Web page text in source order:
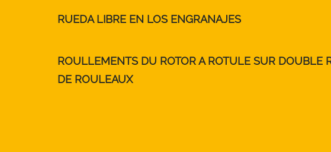
RUEDA LIBRE EN LOS ENGRANAJES
ROULLEMENTS DU ROTOR A ROTULE SUR DOUBLE
DE ROULEAUX